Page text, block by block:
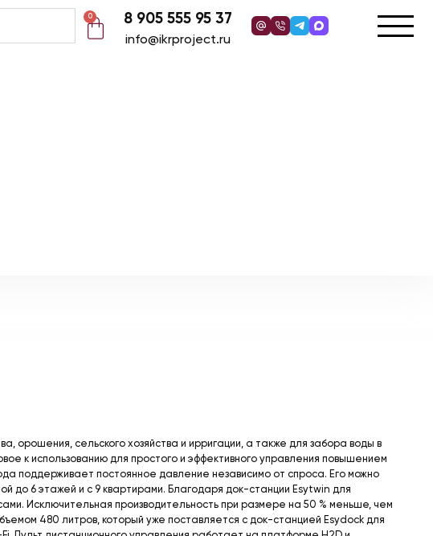
0 8 905 555 95 37
info@ikrproject.ru
орошения, сельского хозяйства и ирригации, а также для забора воды в
к использованию для простого и эффективного управления повышением
поддерживает постоянное давление независимо от спроса. Его можно
до 6 этажей и с 9 квартирами. Благодаря док-станции Esytwin для
Исключительная производительность при размере на 50 % меньше, чем
480 литров, который уже поставляется с док-станцией Esydock для